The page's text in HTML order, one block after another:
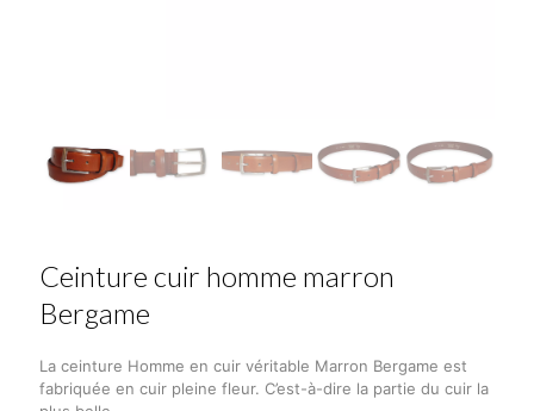
Ceinture cuir homme marron
Bergame
La ceinture Homme en cuir véritable Marron Bergame est
fabriquée en cuir pleine fleur. C’est-à-dire la partie du cuir la